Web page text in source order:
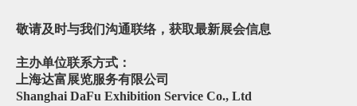
敬请及时与我们沟通联络，获取最新展会信息
主办单位联系方式：
上海达富展览服务有限公司
Shanghai DaFu Exhibition Service Co., Ltd